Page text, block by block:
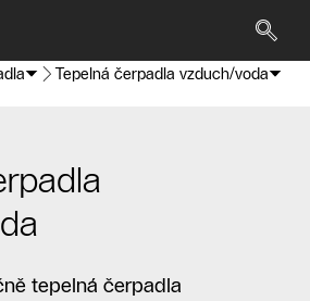
Tepelná čerpadla vzduch/voda
tepelná čerpadla